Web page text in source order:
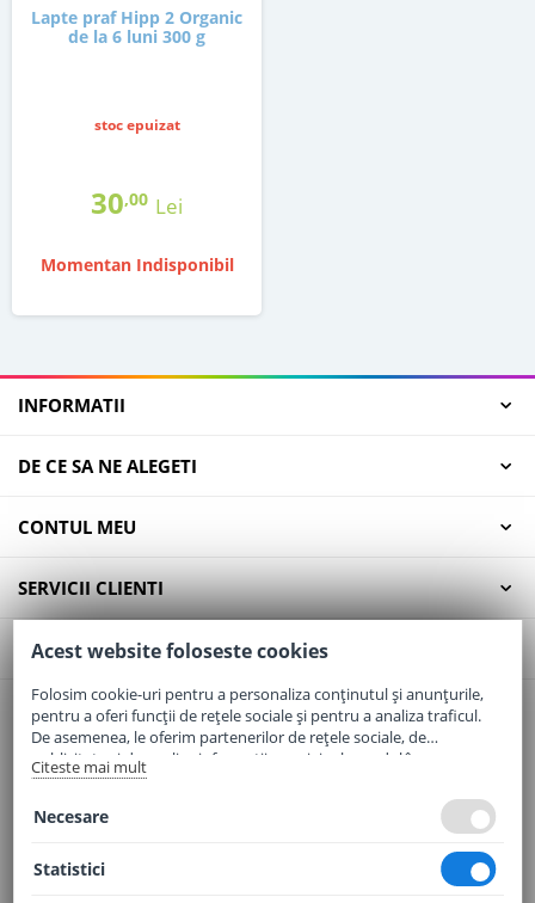
Lapte praf Hipp 2 Organic
de la 6 luni 300 g
stoc epuizat
30,00 Lei
Momentan Indisponibil
INFORMATII
DE CE SA NE ALEGETI
CONTUL MEU
SERVICII CLIENTI
CONTACT
Email:office@elaptepraf.ro
Telefon:0745-964-449
Adresa:Sos. Borsului, Nr. 20, Oradea, Jud. Bihor
Acest website foloseste cookies
Folosim cookie-uri pentru a personaliza conținutul și anunțurile,
pentru a oferi funcții de rețele sociale și pentru a analiza traficul.
De asemenea, le oferim partenerilor de rețele sociale, de
publicitate și de analize informații cu privire la modul în care
folosiți site-ul nostru. Aceștia le pot combina cu alte informații
Citeste mai mult
Necesare
Statistici